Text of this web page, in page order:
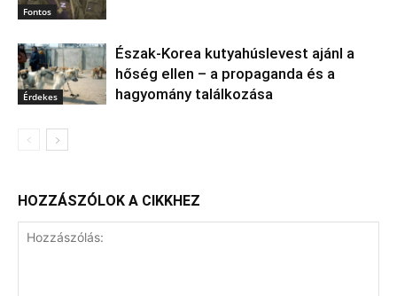
Fontos
Érdekes
Észak‑Korea kutyahúslevest ajánl a
hőség ellen – a propaganda és a
hagyomány találkozása
HOZZÁSZÓLOK A CIKKHEZ